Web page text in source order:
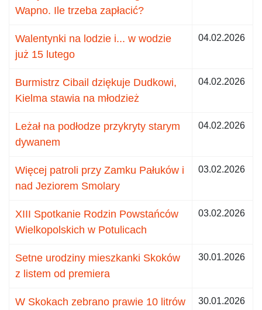
Wapno. Ile trzeba zapłacić?
Walentynki na lodzie i... w wodzie
już 15 lutego
04.02.2026
Burmistrz Cibail dziękuje Dudkowi,
Kielma stawia na młodzież
04.02.2026
Leżał na podłodze przykryty starym
dywanem
04.02.2026
Więcej patroli przy Zamku Pałuków i
nad Jeziorem Smolary
03.02.2026
XIII Spotkanie Rodzin Powstańców
Wielkopolskich w Potulicach
03.02.2026
Setne urodziny mieszkanki Skoków
z listem od premiera
30.01.2026
W Skokach zebrano prawie 10 litrów 30.01.2026